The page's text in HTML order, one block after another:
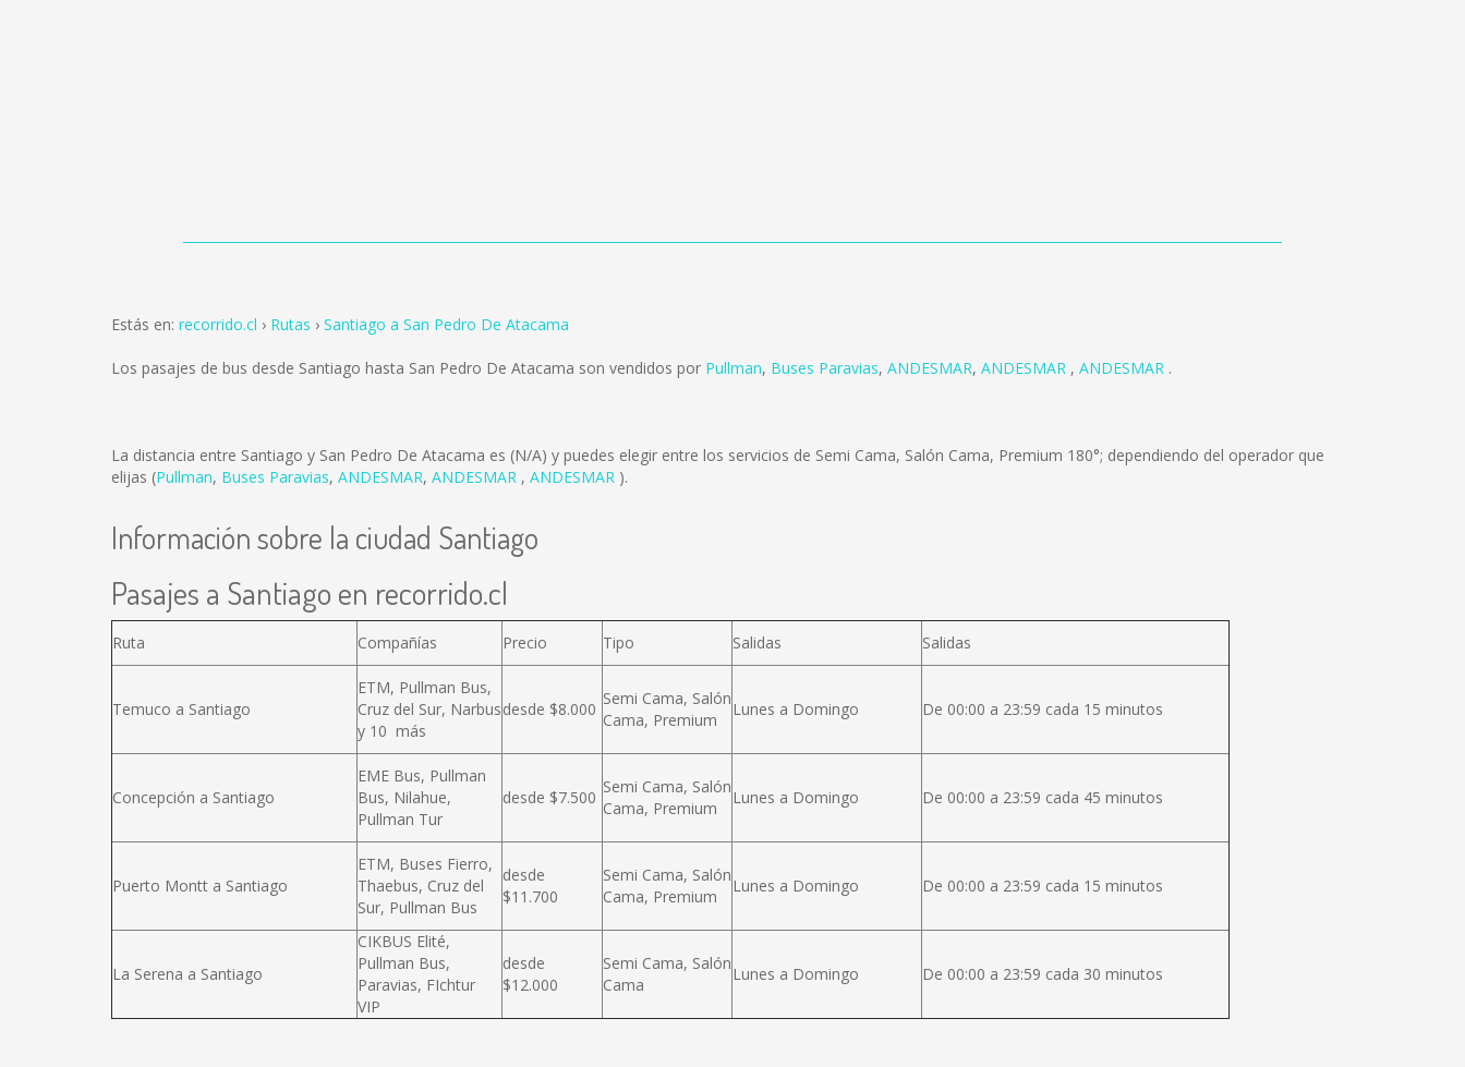
Estás en: recorrido.cl Rutas Santiago a San Pedro De Atacama
Los pasajes de bus desde Santiago hasta San Pedro De Atacama son vendidos por Pullman, Buses Paravias, ANDESMAR, ANDESMAR , ANDESMAR .
La distancia entre Santiago y San Pedro De Atacama es (N/A) y puedes elegir entre los servicios de Semi Cama, Salón Cama, Premium 180°; dependiendo del operador que
elijas (Pullman, Buses Paravias, ANDESMAR, ANDESMAR , ANDESMAR ).
Información sobre la ciudad Santiago
Pasajes a Santiago en recorrido.cl
Ruta Compañías Precio Tipo Salidas Salidas
Temuco a Santiago
ETM, Pullman Bus,
Cruz del Sur, Narbus
y 10 más
desde $8.000
Semi Cama, Salón
Cama, Premium
Lunes a Domingo De 00:00 a 23:59 cada 15 minutos
Concepción a Santiago
EME Bus, Pullman
Bus, Nilahue,
Pullman Tur
desde $7.500
Semi Cama, Salón
Cama, Premium
Lunes a Domingo De 00:00 a 23:59 cada 45 minutos
Puerto Montt a Santiago
ETM, Buses Fierro,
Thaebus, Cruz del
Sur, Pullman Bus
desde
$11.700
Semi Cama, Salón
Cama, Premium
Lunes a Domingo De 00:00 a 23:59 cada 15 minutos
La Serena a Santiago
CIKBUS Elité,
Pullman Bus,
Paravias, FIchtur
VIP
desde
$12.000
Semi Cama, Salón
Cama
Lunes a Domingo De 00:00 a 23:59 cada 30 minutos